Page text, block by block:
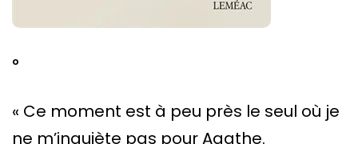
°
« Ce moment est à peu près le seul où je
ne m’inquiète pas pour Agathe.